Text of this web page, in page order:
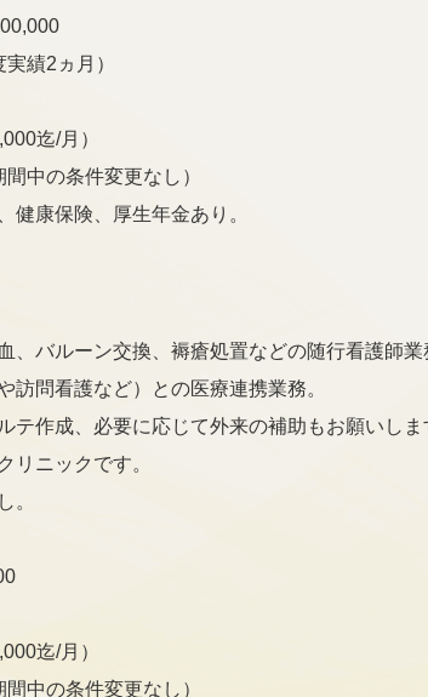
績2ヵ月）
迄/月）
中の条件変更なし）
康保険、厚生年金あり。
、バルーン交換、褥瘡処置などの随行看護師業
訪問看護など）との医療連携業務。
テ作成、必要に応じて外来の補助もお願いしま
リニックです。
。
迄/月）
中の条件変更なし）